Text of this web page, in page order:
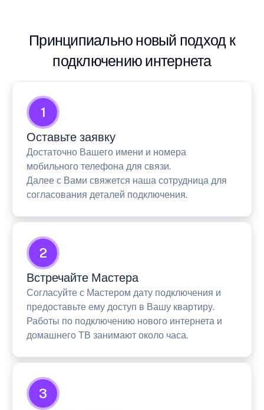
Принципиально новый подход к
подключению интернета
1
Оставьте заявку
Достаточно Вашего имени и номера
мобильного телефона для связи.
Далее с Вами свяжется наша сотрудница для
согласования деталей подключения.
2
Встречайте Мастера
Согласуйте с Мастером дату подключения и
предоставьте ему доступ в Вашу квартиру.
Работы по подключению нового интернета и
домашнего ТВ занимают около часа.
3